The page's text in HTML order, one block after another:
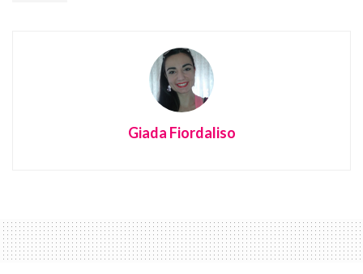
Giada Fiordaliso